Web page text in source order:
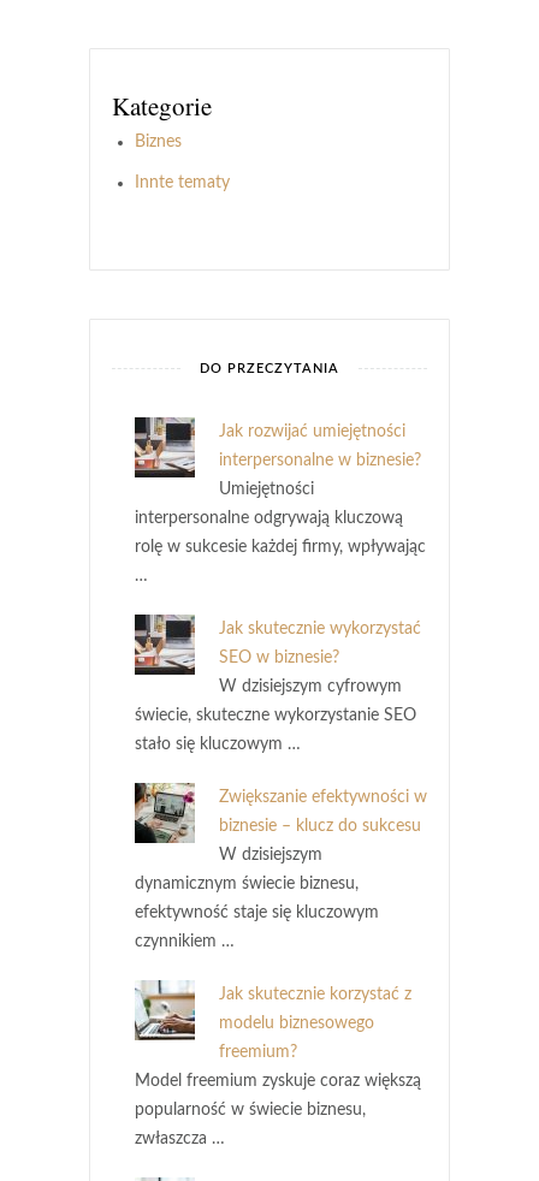
Kategorie
Biznes
Innte tematy
DO PRZECZYTANIA
Jak rozwijać umiejętności
interpersonalne w biznesie?
Umiejętności
interpersonalne odgrywają kluczową
rolę w sukcesie każdej firmy, wpływając
…
Jak skutecznie wykorzystać
SEO w biznesie?
W dzisiejszym cyfrowym
świecie, skuteczne wykorzystanie SEO
stało się kluczowym …
Zwiększanie efektywności w
biznesie – klucz do sukcesu
W dzisiejszym
dynamicznym świecie biznesu,
efektywność staje się kluczowym
czynnikiem …
Jak skutecznie korzystać z
modelu biznesowego
freemium?
Model freemium zyskuje coraz większą
popularność w świecie biznesu,
zwłaszcza …